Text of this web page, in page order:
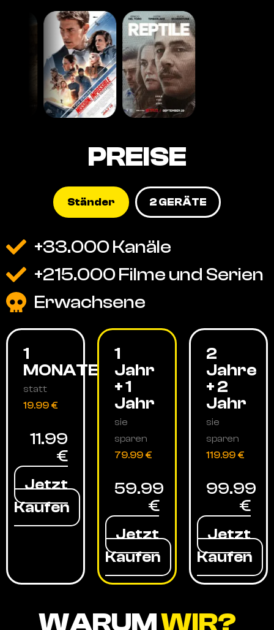
PREISE
Ständer 2 GERÄTE
+33.000 Kanäle
+215.000 Filme und Serien
Erwachsene
1
MONATE
statt
19.99 €
11.99
€
Jetzt
Kaufen
1
Jahr
+ 1
Jahr
sie
sparen
79.99 €
59.99
€
Jetzt
Kaufen
2
Jahre
+ 2
Jahr
sie
sparen
119.99 €
99.99
€
Jetzt
Kaufen
WARUMWIR?